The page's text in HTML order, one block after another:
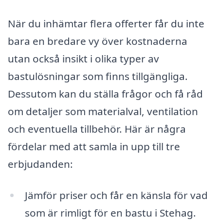
När du inhämtar flera offerter får du inte
bara en bredare vy över kostnaderna
utan också insikt i olika typer av
bastulösningar som finns tillgängliga.
Dessutom kan du ställa frågor och få råd
om detaljer som materialval, ventilation
och eventuella tillbehör. Här är några
fördelar med att samla in upp till tre
erbjudanden:
Jämför priser och får en känsla för vad
som är rimligt för en bastu i Stehag.